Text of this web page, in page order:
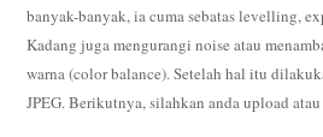
banyak-banyak, ia cuma sebatas levelling,
Kadang juga mengurangi noise atau
warna (color balance). Setelah hal itu
JPEG. Berikutnya, silahkan anda upload